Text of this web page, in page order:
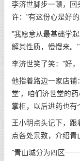
李济世脚步一顿，回
许："有这份心是好
"我愿意从最基础学
解其性质，慢慢来。"
李济世笑了笑："好
他指着路边一家店铺
堂'，咱们济世堂的
掌柜，以后进药也有
王小明点头记下，
点各处景致，介绍青
"青山城分为四区——